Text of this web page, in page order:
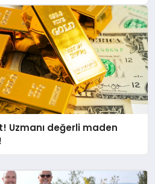
Uzmanı değerli maden